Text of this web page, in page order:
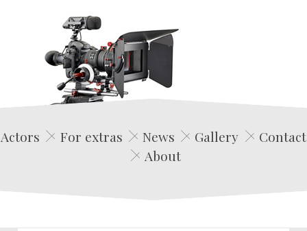
Edwin Film Agencja Aktorska
Actors For extras News Gallery
Contact
About